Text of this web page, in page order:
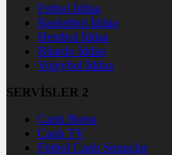
Futbol İddaa
Basketbol İddaa
Hentbol İddaa
Bilardo İddaa
Voleybol İddaa
SERVİSLER 2
Canlı Borsa
Canlı TV
Futbol Canlı Sonuçlar